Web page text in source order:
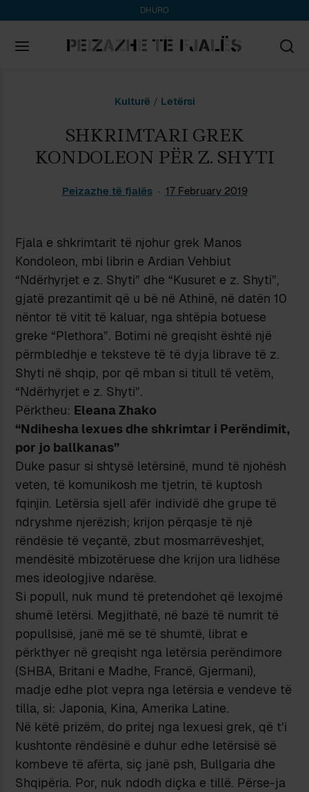
DHURO
Kulturë / Letërsi
SHKRIMTARI GREK
KONDOLEON PËR Z. SHYTI
Peizazhe të fjalës 17 February 2019
Fjala e shkrimtarit të njohur grek Manos
Kondoleon, mbi librin e Ardian Vehbiut
“Ndërhyrjet e z. Shyti” dhe “Kusuret e z. Shyti”,
gjatë prezantimit që u bë në Athinë, në datën 10
nëntor të vitit të kaluar, nga shtëpia botuese
greke “Plethora”. Botimi në greqisht është një
përmbledhje e teksteve të të dyja librave të z.
Shyti në shqip, por që mban si titull të vetëm,
“Ndërhyrjet e z. Shyti”.
Përktheu: Eleana Zhako
“Ndihesha lexues dhe shkrimtar i Perëndimit,
por jo ballkanas”
Duke pasur si shtysë letërsinë, mund të njohësh
veten, të komunikosh me tjetrin, të kuptosh
fqinjin. Letërsia sjell afër individë dhe grupe të
ndryshme njerëzish; krijon përqasje të një
rëndësie të veçantë, zbut mosmarrëveshjet,
mendësitë mbizotëruese dhe krijon ura lidhëse
mes ideologjive ndarëse.
Si popull, nuk mund të pretendohet që lexojmë
shumë letërsi. Megjithatë, në bazë të numrit të
popullsisë, janë më se të shumtë, librat e
përkthyer në greqisht nga letërsia perëndimore
(SHBA, Britani e Madhe, Francë, Gjermani),
madje edhe plot vepra nga letërsia e vendeve të
tilla, si: Japonia, Kina, Amerika Latine.
Në këtë prizëm, do pritej nga lexuesi grek, që t’i
kushtonte rëndësinë e duhur edhe letërsisë së
kombeve të afërta, siç janë psh, Bullgaria dhe
Shqipëria. Por, nuk ndodh diçka e tillë. Përse-ja